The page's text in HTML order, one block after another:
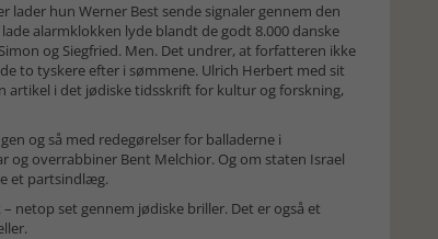
lader hun Werner Best sende signaler gennem den
alarmklokken lyde blandt de godt 8.000 danske
og Siegfried. Men. Det undrer, at forfatteren ikke
to tyskere efter i sømmene. Ulrich Herbert med sit
artikel i det jødiske tidsskrift for kultur og forskning,
og så med redegørelser for balladerne i
overrabbiner Bent Melchior. Og om staten Israel
et partsindlæg.
netop set gennem jødiske briller. Det er også et